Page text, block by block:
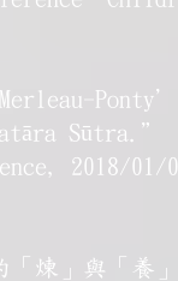
2018/01/
煉」與「養